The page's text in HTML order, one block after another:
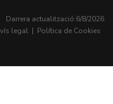
Darrera actualització:6/8/2026
legal | Política de Cookies